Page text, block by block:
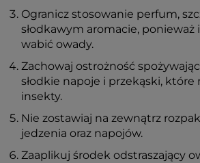
Ogranicz stosowanie perfum,
słodkawym aromacie, ponieważ
wabić owady.
Zachowaj ostrożność
słodkie napoje i przekąski, które
insekty.
Nie zostawiaj na zewnątrz
jedzenia oraz napojów.
Zaaplikuj środek odstraszający